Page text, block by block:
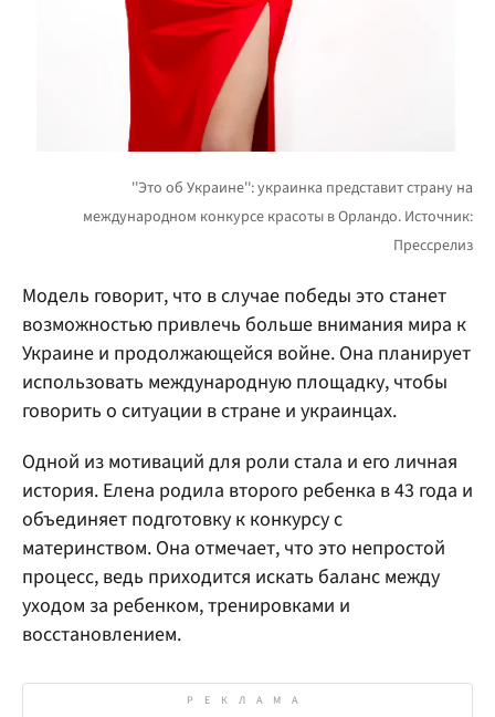
Модель говорит, что в случае победы это станет
возможностью привлечь больше внимания мира к
Украине и продолжающейся войне. Она планирует
использовать международную площадку, чтобы
говорить о ситуации в стране и украинцах.
Одной из мотиваций для роли стала и его личная
история. Елена родила второго ребенка в 43 года и
объединяет подготовку к конкурсу с
материнством. Она отмечает, что это непростой
процесс, ведь приходится искать баланс между
уходом за ребенком, тренировками и
восстановлением.